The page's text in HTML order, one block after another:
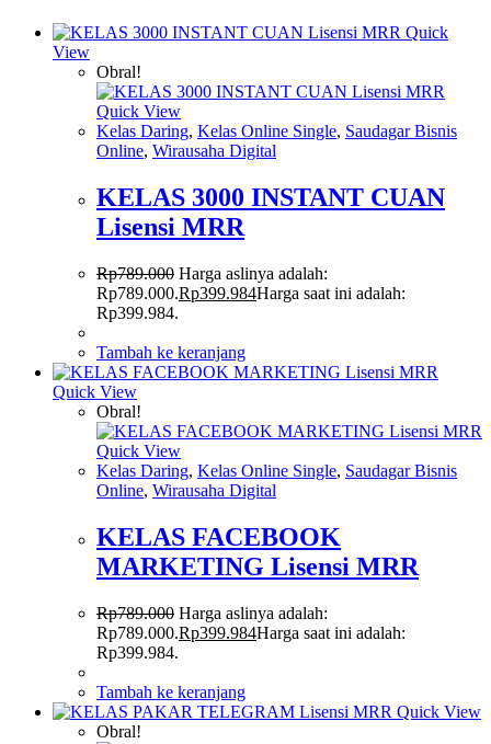
Quick
View
Obral!
Quick View
Kelas Daring, Kelas Online Single, Saudagar Bisnis
Online, Wirausaha Digital
KELAS 3000 INSTANT CUAN
Lisensi MRR
Rp789.000 Harga aslinya adalah:
Rp789.000.Rp399.984Harga saat ini adalah:
Rp399.984.
Tambah ke keranjang
Quick View
Obral!
Quick View
Kelas Daring, Kelas Online Single, Saudagar Bisnis
Online, Wirausaha Digital
KELAS FACEBOOK
MARKETING Lisensi MRR
Rp789.000 Harga aslinya adalah:
Rp789.000.Rp399.984Harga saat ini adalah:
Rp399.984.
Tambah ke keranjang
Quick View
Obral!